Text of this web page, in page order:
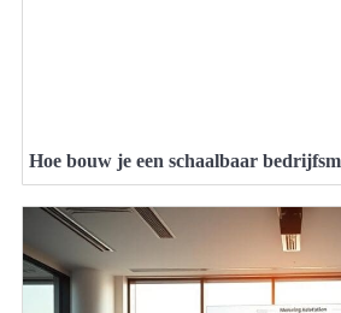
Hoe bouw je een schaalbaar